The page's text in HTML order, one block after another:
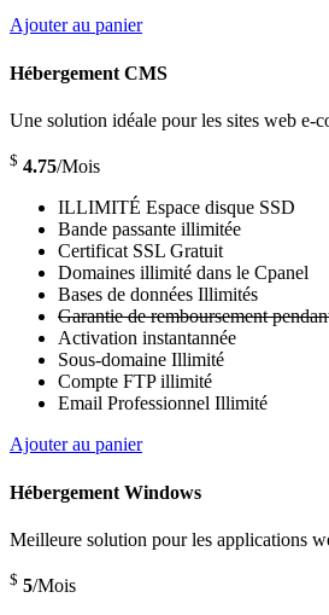
Ajouter au panier
Hébergement CMS
Une solution idéale pour les sites web e-
$ 4.75/Mois
ILLIMITÉ Espace disque SSD
Bande passante illimitée
Certificat SSL Gratuit
Domaines illimité dans le Cpanel
Bases de données Illimités
Garantie de remboursement
Activation instantannée
Sous-domaine Illimité
Compte FTP illimité
Email Professionnel Illimité
Ajouter au panier
Hébergement Windows
Meilleure solution pour les applications
$ 5/Mois